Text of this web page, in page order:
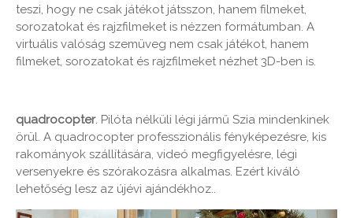
teszi, hogy ne csak játékot játsszon, hanem filmeket,
sorozatokat és rajzfilmeket is nézzen formátumban. A
virtuális valóság szemüveg nem csak játékot, hanem
filmeket, sorozatokat és rajzfilmeket nézhet 3D-ben is.
quadrocopter. Pilóta nélküli légi jármű Szia mindenkinek
örül. A quadrocopter professzionális fényképezésre, kis
rakományok szállítására, videó megfigyelésre, légi
versenyekre és szórakozásra alkalmas. Ezért kiváló
lehetőség lesz az újévi ajándékhoz..